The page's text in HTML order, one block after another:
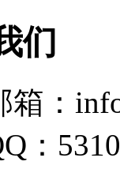
们
箱：
：